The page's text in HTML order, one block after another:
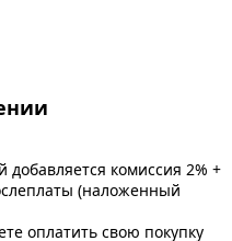
комиссия 2% +
(наложенный
оплатить свою покупку